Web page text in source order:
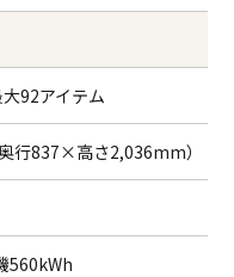
92アイテム
行837×高さ2,036mm）
560kWh